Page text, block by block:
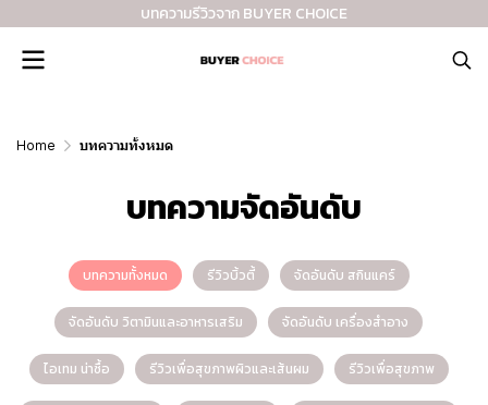
บทความรีวิวจาก BUYER CHOICE
Home บทความทั้งหมด
บทความจัดอันดับ
บทความทั้งหมด รีวิวบิ้วตี้ จัดอันดับ สกินแคร์
จัดอันดับ วิตามินและอาหารเสริม จัดอันดับ เครื่องสำอาง
ไอเทม น่าซื้อ รีวิวเพื่อสุขภาพผิวและเส้นผม รีวิวเพื่อสุขภาพ